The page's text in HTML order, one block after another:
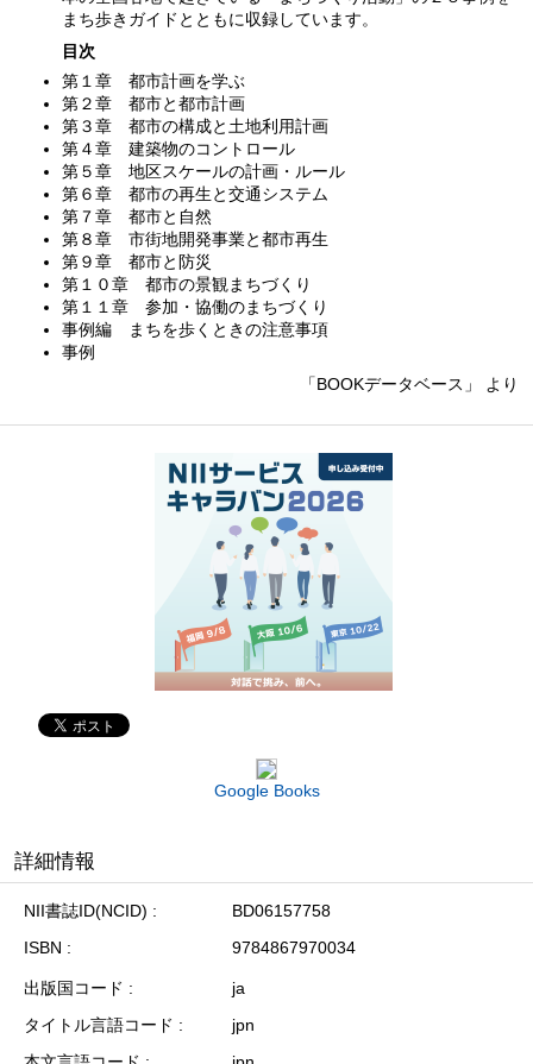
まち歩きガイドとともに収録しています。
目次
第１章 都市計画を学ぶ
第２章 都市と都市計画
第３章 都市の構成と土地利用計画
第４章 建築物のコントロール
第５章 地区スケールの計画・ルール
第６章 都市の再生と交通システム
第７章 都市と自然
第８章 市街地開発事業と都市再生
第９章 都市と防災
第１０章 都市の景観まちづくり
第１１章 参加・協働のまちづくり
事例編 まちを歩くときの注意事項
事例
「BOOKデータベース」 より
Google Books
詳細情報
NII書誌ID(NCID)
BD06157758
ISBN
9784867970034
出版国コード
ja
タイトル言語コード
jpn